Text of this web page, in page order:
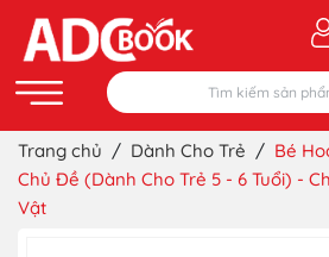
Trang chủ / Dành Cho Trẻ / Bé
Chủ Đề (Dành Cho Trẻ 5 - 6 Tuổi) -
Vật